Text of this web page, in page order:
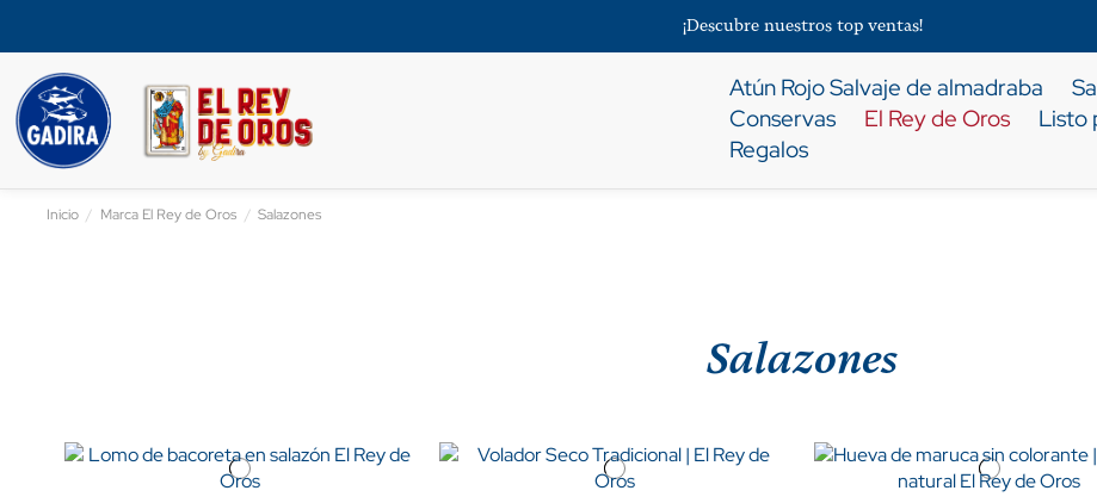
¡Descubre nuestros top ventas!
Atún Rojo Salvaje de almadraba
Conservas
El Rey de Oros
Listo
Regalos
Inicio Marca El Rey de Oros Salazones
Salazones